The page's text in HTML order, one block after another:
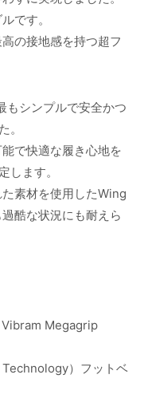
です。
の接地感を持つ超フ
もシンプルで安全かつ
。
で快適な履き心地を
します。
素材を使用したWing
酷な状況にも耐えら
Megagrip
）フットベ